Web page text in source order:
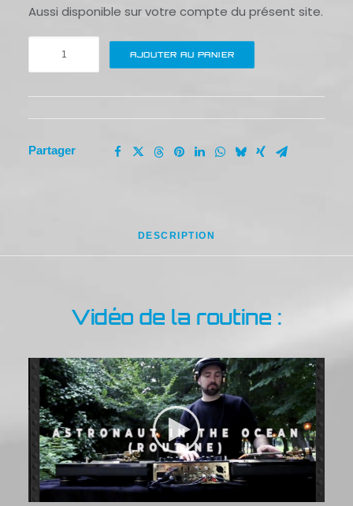
Aussi disponible sur votre compte du présent site.
ocean
AJOUTER AU PANIER
Partager
DESCRIPTION
Vidéo de la routine :